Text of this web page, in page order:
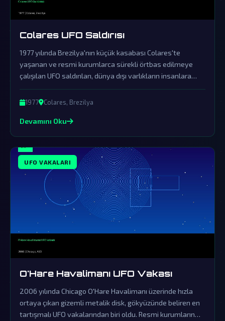
Colares UFO Saldırısı
1977 yılında Brezilya'nın küçük kasabası Colares'te
yaşanan ve resmi kurumlarca sürekli örtbas edilmeye
çalışılan UFO saldırıları, dünya dışı varlıkların insanlara
açıkça müdahale ettiğinin en etkileyici örneklerinden
biridir.
1977 Colares, Brezilya
Devamını Oku
UFO VAKALARI
O'Hare Havalimanı UFO Vakası
2006 yılında Chicago O'Hare Havalimanı üzerinde hızla
ortaya çıkan gizemli metalik disk, gökyüzünde beliren en
tartışmalı UFO vakalarından biri oldu. Resmi kurumların